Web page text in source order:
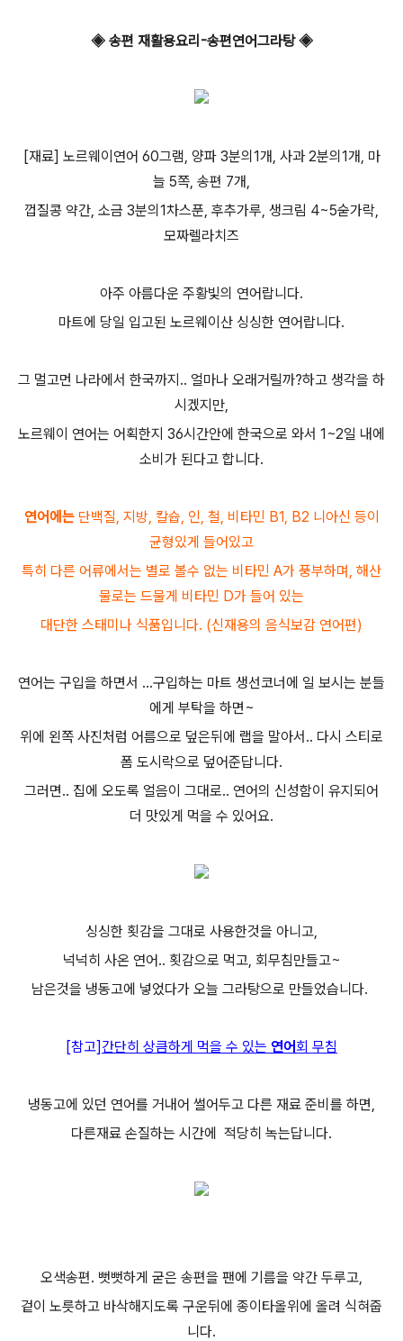
◈ 송편 재활용요리-송편연어그라탕 ◈
[재료] 노르웨이연어 60그램, 양파 3분의1개, 사과 2분의1개, 마
늘 5쪽, 송편 7개,
껍질콩 약간, 소금 3분의1차스푼, 후추가루, 생크림 4~5숟가락,
모짜렐라치즈
아주 아름다운 주황빛의 연어랍니다.
마트에 당일 입고된 노르웨이산 싱싱한 연어랍니다.
그 멀고먼 나라에서 한국까지.. 얼마나 오래거릴까?하고 생각을 하
시겠지만,
노르웨이 연어는 어획한지 36시간안에 한국으로 와서 1~2일 내에
소비가 된다고 합니다.
연어에는단백질, 지방, 칼슙, 인, 철, 비타민 B1, B2 니아신 등이
균형있게 들어있고
특히 다른 어류에서는 별로 볼수 없는 비타민 A가 풍부하며, 해산
물로는 드물게 비타민 D가 들어 있는
대단한 스태미나 식품입니다. (신재용의 음식보감 연어편)
연어는 구입을 하면서 ...구입하는 마트 생선코너에 일 보시는 분들
에게 부탁을 하면~
위에 왼쪽 사진처럼 어름으로 덮은뒤에 랩을 말아서.. 다시 스티로
폼 도시락으로 덮어준답니다.
그러면.. 집에 오도록 얼음이 그대로.. 연어의 신성함이 유지되어
더 맛있게 먹을 수 있어요.
싱싱한 횟감을 그대로 사용한것을 아니고,
넉넉히 사온 연어.. 횟감으로 먹고, 회무침만들고~
남은것을 냉동고에 넣었다가 오늘 그라탕으로 만들었습니다.
[참고]간단히 상큼하게 먹을 수 있는 연어 회 무침
냉동고에 있던 연어를 거내어 썰어두고 다른 재료 준비를 하면,
다른재료 손질하는 시간에 적당히 녹는답니다.
오색송편. 뻣뻣하게 굳은 송편을 팬에 기름을 약간 두루고,
겉이 노릇하고 바삭해지도록 구운뒤에 종이타올위에 올려 식혀줍
니다.